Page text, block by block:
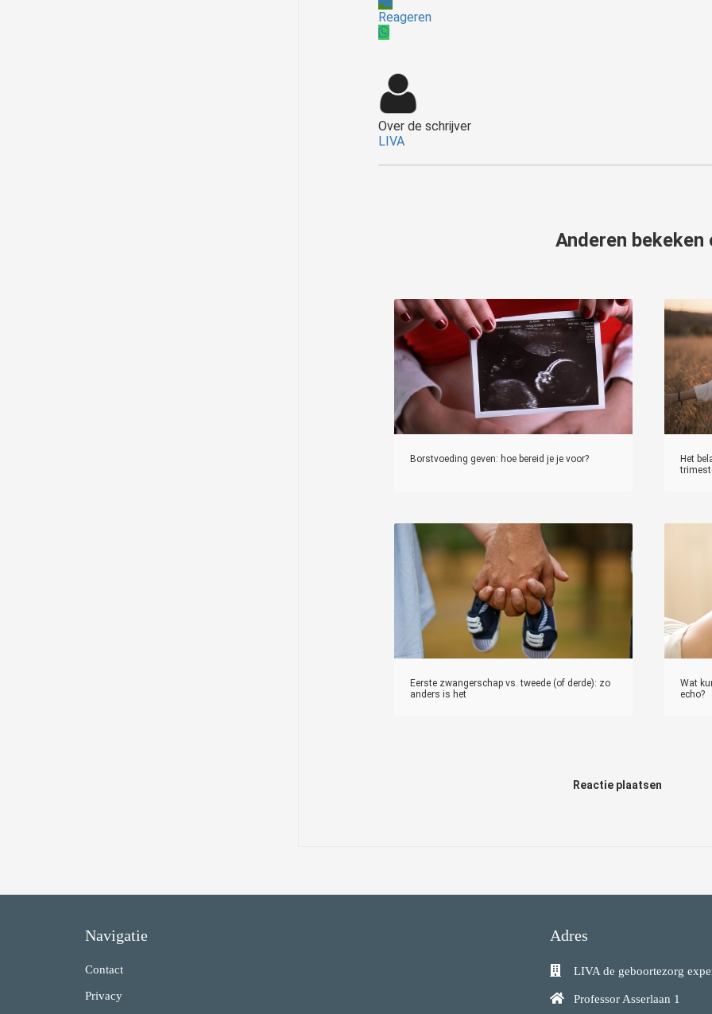
Reageren
Over de schrijver
LIVA
Anderen bekeken
Borstvoeding geven: hoe bereid je je voor?
Het
Eerste zwangerschap vs. tweede (of derde): zo
anders is het
Wat
echo?
Reactie plaatsen
Navigatie
Contact
Privacy
Adres
LIVA de geboortezorg
Professor Asserlaan 1